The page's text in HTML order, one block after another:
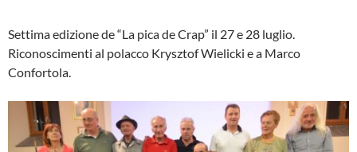
Settima edizione de “La pica de Crap” il 27 e 28 luglio.
Riconoscimenti al polacco Krysztof Wielicki e a Marco
Confortola.